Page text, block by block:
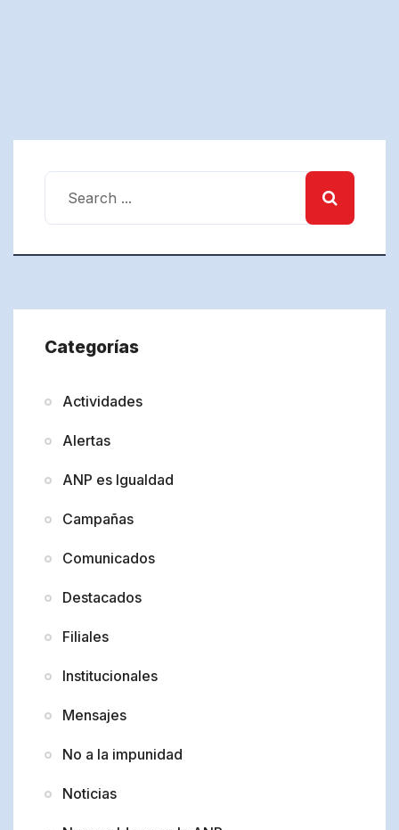
Categorías
Actividades
Alertas
ANP es Igualdad
Campañas
Comunicados
Destacados
Filiales
Institucionales
Mensajes
No a la impunidad
Noticias